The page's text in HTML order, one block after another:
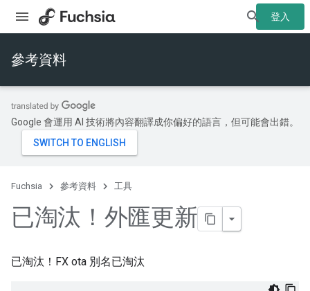
登入
參考資料
Google 會運用 AI 技術將內容翻譯成你偏好的語言，但可能會出錯。
Fuchsia 參考資料 工具
已淘汰！外匯更新
已淘汰！FX ota 別名已淘汰